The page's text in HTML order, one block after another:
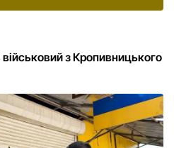
військовий з Кропивницького